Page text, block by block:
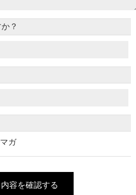
？
ガ
内容を確認する